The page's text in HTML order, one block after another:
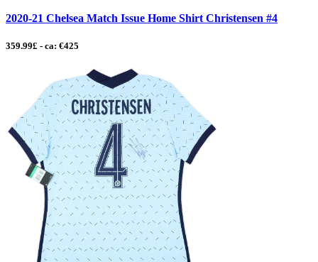
2020-21 Chelsea Match Issue Home Shirt Christensen #4
359.99£ - ca: €425